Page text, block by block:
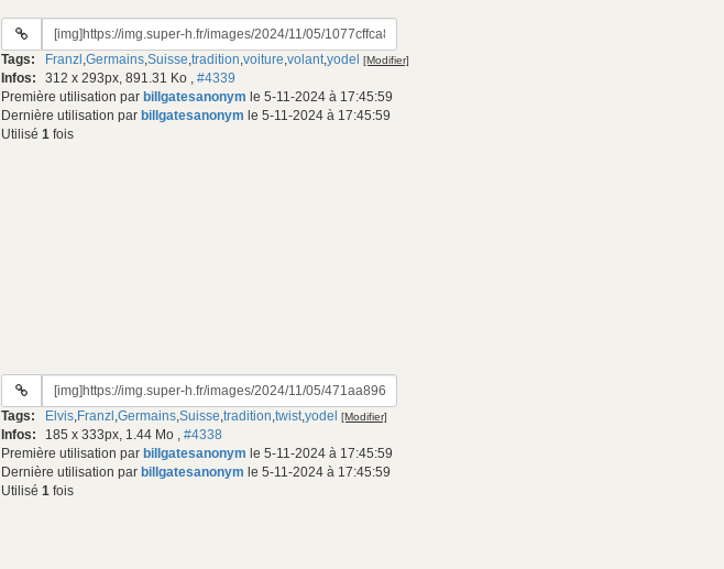
URL
gif:
Tags: Franzl ,Germains,Suisse,tradition,voiture,volant,yodel [Modifier]
Infos: 312 x 293px, 891.31 Ko , #4339
Première utilisation par billgatesanonym le 5-11-2024 à 17:45:59
Dernière utilisation par billgatesanonym le 5-11-2024 à 17:45:59
Utilisé 1 fois
URL
gif:
Tags: Elvis,Franzl ,Germains,Suisse,tradition,twist,yodel [Modifier]
Infos: 185 x 333px, 1.44 Mo , #4338
Première utilisation par billgatesanonym le 5-11-2024 à 17:45:59
Dernière utilisation par billgatesanonym le 5-11-2024 à 17:45:59
Utilisé 1 fois